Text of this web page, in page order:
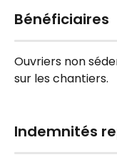
Bénéficiaires
Ouvriers non
sur les chantiers.
Indemnités